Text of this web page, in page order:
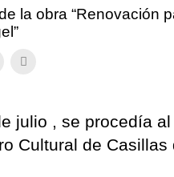
la obra “Renovación
julio , se procedía
Cultural de Casillas